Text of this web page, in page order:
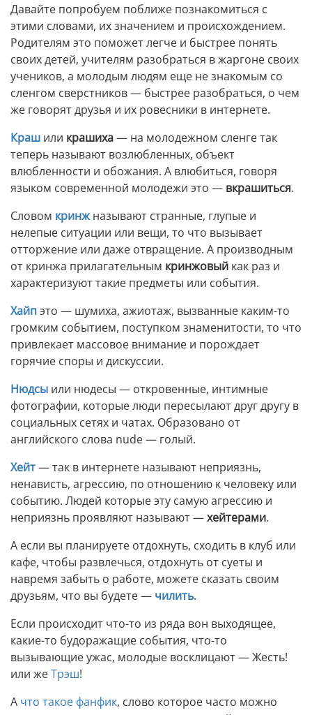
Давайте попробуем поближе познакомиться с
этими словами, их значением и происхождением.
Родителям это поможет легче и быстрее понять
своих детей, учителям разобраться в жаргоне своих
учеников, а молодым людям еще не знакомым со
сленгом сверстников — быстрее разобраться, о чем
же говорят друзья и их ровесники в интернете.
Краш или крашиха— на молодежном сленге так
теперь называют возлюбленных, объект
влюбленности и обожания. А влюбиться, говоря
языком современной молодежи это — вкрашиться.
Словом кринжназывают странные, глупые и
нелепые ситуации или вещи, то что вызывает
отторжение или даже отвращение. А производным
от кринжа прилагательным кринжовый как раз и
характеризуют такие предметы или события.
Хайпэто — шумиха, ажиотаж, вызванные каким-то
громким событием, поступком знаменитости, то что
привлекает массовое внимание и порождает
горячие споры и дискуссии.
Нюдсы или нюдесы — откровенные, интимные
фотографии, которые люди пересылают друг другу в
социальных сетях и чатах. Образовано от
английского слова nude — голый.
Хейт— так в интернете называют неприязнь,
ненависть, агрессию, по отношению к человеку или
событию. Людей которые эту самую агрессию и
неприязнь проявляют называют —хейтерами.
А если вы планируете отдохнуть, сходить в клуб или
кафе, чтобы развлечься, отдохнуть от суеты и
навремя забыть о работе, можете сказать своим
друзьям, что вы будете — чилить.
Если происходит что-то из ряда вон выходящее,
какие-то будоражащие события, что-то
вызывающие ужас, молодые восклицают — Жесть!
или жеТрэш!
А что такое фанфик, слово которое часто можно